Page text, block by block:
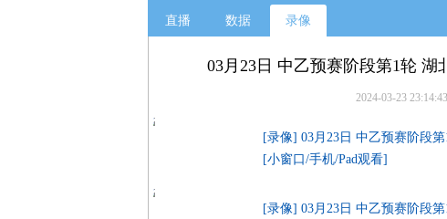
直播 数据 录像
03月23日 中乙预赛阶段第1轮 湖
2024-03-23 23:14:43
[录像] 03月23日 中乙预赛阶段
[小窗口/手机/Pad观看]
[录像] 03月23日 中乙预赛阶段